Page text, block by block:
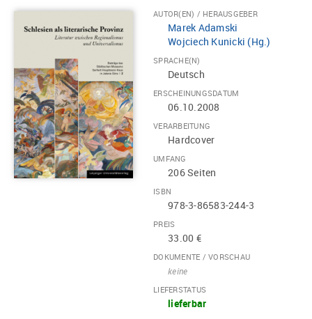
AUTOR(EN) / HERAUSGEBER
Marek Adamski
Wojciech Kunicki (Hg.)
SPRACHE(N)
Deutsch
ERSCHEINUNGSDATUM
06.10.2008
VERARBEITUNG
Hardcover
UMFANG
206 Seiten
ISBN
978-3-86583-244-3
PREIS
33.00 €
DOKUMENTE / VORSCHAU
keine
LIEFERSTATUS
lieferbar